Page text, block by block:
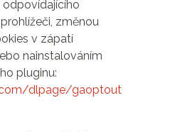
změnou
v zápatí
nainstalováním
pluginu:
dlpage/gaoptout